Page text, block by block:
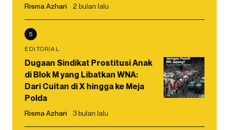
Risma Azhari 2 bulan lalu
5
EDITORIAL
Dugaan Sindikat Prostitusi Anak
di Blok M yang Libatkan WNA:
Dari Cuitan di X hingga ke Meja
Polda
Risma Azhari 3 bulan lalu